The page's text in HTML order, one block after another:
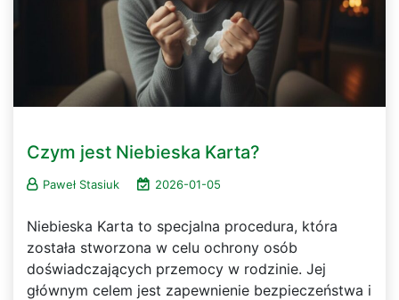
Czym jest Niebieska Karta?
Paweł Stasiuk 2026-01-05
Niebieska Karta to specjalna procedura, która
została stworzona w celu ochrony osób
doświadczających przemocy w rodzinie. Jej
głównym celem jest zapewnienie bezpieczeństwa i